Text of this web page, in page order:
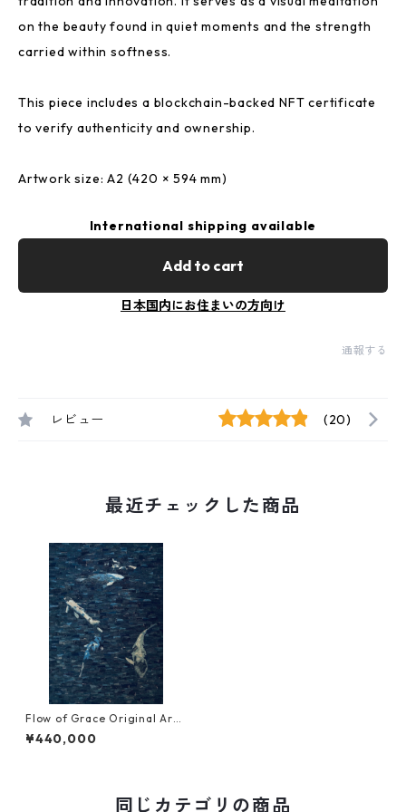
on the beauty found in quiet moments and the strength
carried within softness.
This piece includes a blockchain-backed NFT certificate
to verify authenticity and ownership.
Artwork size: A2 (420 × 594 mm)
International shipping available
Add to cart
日本国内にお住まいの方向け
通報する
レビュー (20)
最近チェックした商品
Flow of Grace Original Art
work (NFT Certified | One o
f a Kind)
¥440,000
同じカテゴリの商品